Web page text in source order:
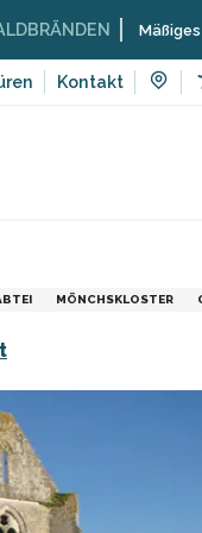
Kontakt
Mäßiges Risiko in
Sehenswürdigkeiten,
MÖNCHSKLOSTER